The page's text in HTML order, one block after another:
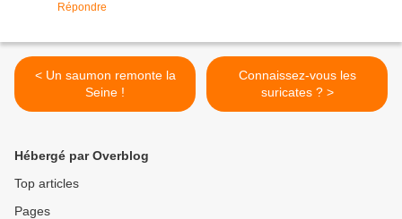
Répondre
< Un saumon remonte la
Seine !
Connaissez-vous les
suricates ? >
Hébergé par Overblog
Top articles
Pages